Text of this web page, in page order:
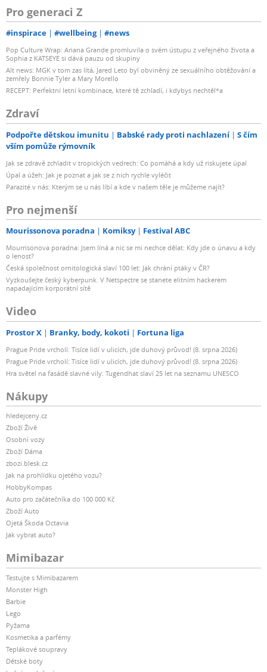
Pro generaci Z
#inspirace #wellbeing #news
Pop Culture Wrap: Ariana Grande promluvila o svém ústupu z veřejného života a
Sophia z KATSEYE si dává pauzu od skupiny
Alt news: MGK v tom zas lítá, Jared Leto byl obviněný ze sexuálního obtěžování a
zemřely Bonnie Tyler a Mary Morello
RECEPT: Perfektní letní kombinace, které tě zchladí, i kdybys nechtěl*a
Zdraví
Podpořte dětskou imunitu Babské rady proti nachlazení
S čím
vším pomůže rýmovník
Jak se zdravě zchladit v tropických vedrech: Co pomáhá a kdy už riskujete úpal
Úpal a úžeh: Jak je poznat a jak se z nich rychle vyléčit
Parazité v nás: Kterým se u nás líbí a kde v našem těle je můžeme najít?
Pro nejmenší
Mourissonova poradna Komiksy Festival ABC
Mourrisonova poradna: Jsem líná a nic se mi nechce dělat: Kdy jde o únavu a kdy
o lenost?
Česká společnost ornitologická slaví 100 let: Jak chrání ptáky v ČR?
Vyzkoušejte český kyberpunk. V Netspectre se stanete elitním hackerem
napadajícím korporátní sítě
Video
Prostor X Branky, body, kokoti Fortuna liga
Prague Pride vrcholí: Tisíce lidí v ulicích, jde duhový průvod! (8. srpna 2026)
Prague Pride vrcholí: Tisíce lidí v ulicích, jde duhový průvod! (8. srpna 2026)
Hra světel na fasádě slavné vily: Tugendhat slaví 25 let na seznamu UNESCO
Nákupy
hledejceny.cz
Zboží Živě
Osobní vozy
Zboží Dáma
zbozi.blesk.cz
Jak na prohlídku ojetého vozu?
HobbyKompas
Auto pro začátečníka do 100 000 Kč
Zboží Auto
Ojetá Škoda Octavia
Jak vybrat auto?
Mimibazar
Testujte s Mimibazarem
Monster High
Barbie
Lego
Pyžama
Kosmetika a parfémy
Teplákové soupravy
Dětské boty